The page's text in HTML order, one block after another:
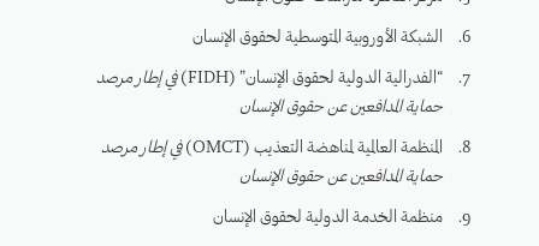
الشبكة الأوروبية المتوسطية لحقوق الإنسان
“الفدرالية الدولية لحقوق الإنسان” (FIDH)
في إطار مرصد
حماية المدافعين عن حقوق الإنسان
المنظمة العالمية لمناهضة التعذيب (OMCT)
في إطار مرصد
حماية المدافعين عن حقوق الإنسان
منظمة الخدمة الدولية لحقوق الإنسان